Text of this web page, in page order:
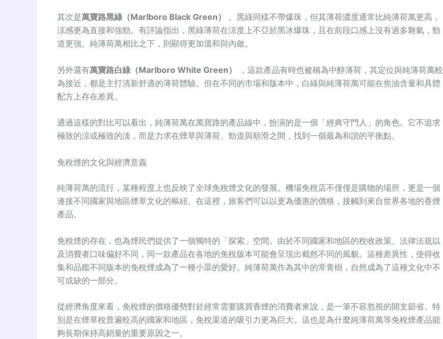
其次是萬寶路黑綠（Marlboro Black Green）
。黑綠同樣不帶爆珠，但其薄荷濃度通常比純薄荷萬更高，
涼感更為直接和強勁。有評論指出，黑綠薄荷在涼度上不亞於黑冰爆珠，且在前段口感上沒有過多雜氣，勁
道更強。純薄荷萬相比之下，則顯得更加溫和與內斂。
另外還有萬寶路白綠（Marlboro White Green）
，這款產品有時也被稱為中醇薄荷，其定位與純薄荷萬較
為接近，都是主打清新舒適的薄荷體驗。但在不同的市場和版本中，白綠與純薄荷萬可能在焦油含量和具體
配方上存在差異。
通過這樣的對比可以看出，純薄荷萬在萬寶路的產品線中，扮演的是一個「經典守門人」的角色。它不追求
極致的涼或極致的淡，而是力求在煙草與薄荷、勁道與順滑之間，找到一個最為和諧的平衡點。
免稅煙的文化與經濟意義
純薄荷萬的流行，某種程度上也反映了全球免稅煙文化的發展。機場免稅店不僅僅是購物的場所，更是一個
連接不同國家與地區煙草文化的樞紐。在這裡，旅客們可以以更為優惠的價格，接觸到來自世界各地的香煙
產品。
免稅煙的存在，也為煙民們提供了一個獨特的「探索」空間。由於不同國家和地區的稅收政策、法律法規以
及消費者口味偏好不同，同一款產品在各地的免稅版本可能會呈現出截然不同的風貌。這種差異性，使得收
集和品鑑不同版本的免稅煙成為了一種小眾的愛好。純薄荷萬作為其中的常青樹，自然成為了這種文化中不
可或缺的一部分。
從經濟角度來看，免稅煙的價格優勢對於經常需要購買香煙的消費者來說，是一筆不容忽視的開支節省。特
別是在煙草稅普遍較高的國家和地區，免稅渠道的吸引力更為巨大。這也是為什麼純薄荷萬等免稅煙產品能
夠長期保持高銷量的重要原因之一。